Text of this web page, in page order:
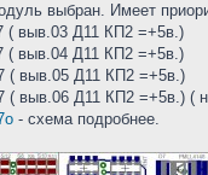
выбран. Имеет
( выв.03 Д11 КП2 =+5в.)
( выв.04 Д11 КП2 =+5в.)
( выв.05 Д11 КП2 =+5в.)
( выв.06 Д11 КП2 =+5в.) (
- схема подробнее.